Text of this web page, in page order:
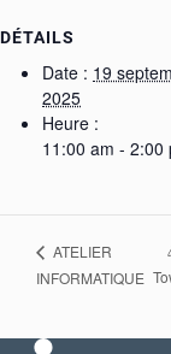
DÉTAILS
Date : 19
2025
Heure :
11:00 am - 2:00
ATELIER
INFORMATIQUE